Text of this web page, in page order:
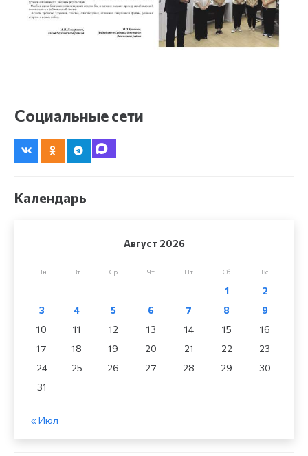
Социальные сети
Календарь
Август 2026
Пн Вт Ср Чт Пт Сб Вс
1
2
3
4 5 6 7 8
9
10
11 12 13 14 15
16
17
18 19 20 21 22
23
24
25 26 27 28 29
30
31
« Июл